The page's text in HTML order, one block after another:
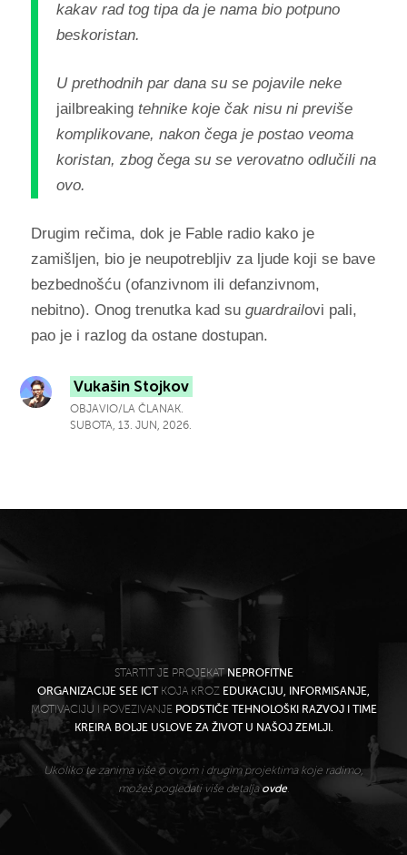
kakav rad tog tipa da je nama bio potpuno
beskoristan.
U prethodnih par dana su se pojavile neke
jailbreakingtehnike koje čak nisu ni previše
komplikovane, nakon čega je postao veoma
koristan, zbog čega su se verovatno odlučili na
ovo.
Drugim rečima, dok je Fable radio kako je
zamišljen, bio je neupotrebljiv za ljude koji se bave
bezbednošću (ofanzivnom ili defanzivnom,
nebitno). Onog trenutka kad su guardrailovi pali,
pao je i razlog da ostane dostupan.
Vukašin Stojkov
OBJAVIO/LA ČLANAK.
SUBOTA, 13. JUN, 2026.
STARTIT JE PROJEKAT NEPROFITNE
ORGANIZACIJE SEE ICTKOJA KROZ EDUKACIJU, INFORMISANJE,
MOTIVACIJU I POVEZIVANJE PODSTIČE TEHNOLOŠKI RAZVOJ I TIME
KREIRA BOLJE USLOVE ZA ŽIVOT U NAŠOJ ZEMLJI.
Ukoliko te zanima više o ovom i drugim projektima koje radimo,
možeš pogledati više detalja ovde.